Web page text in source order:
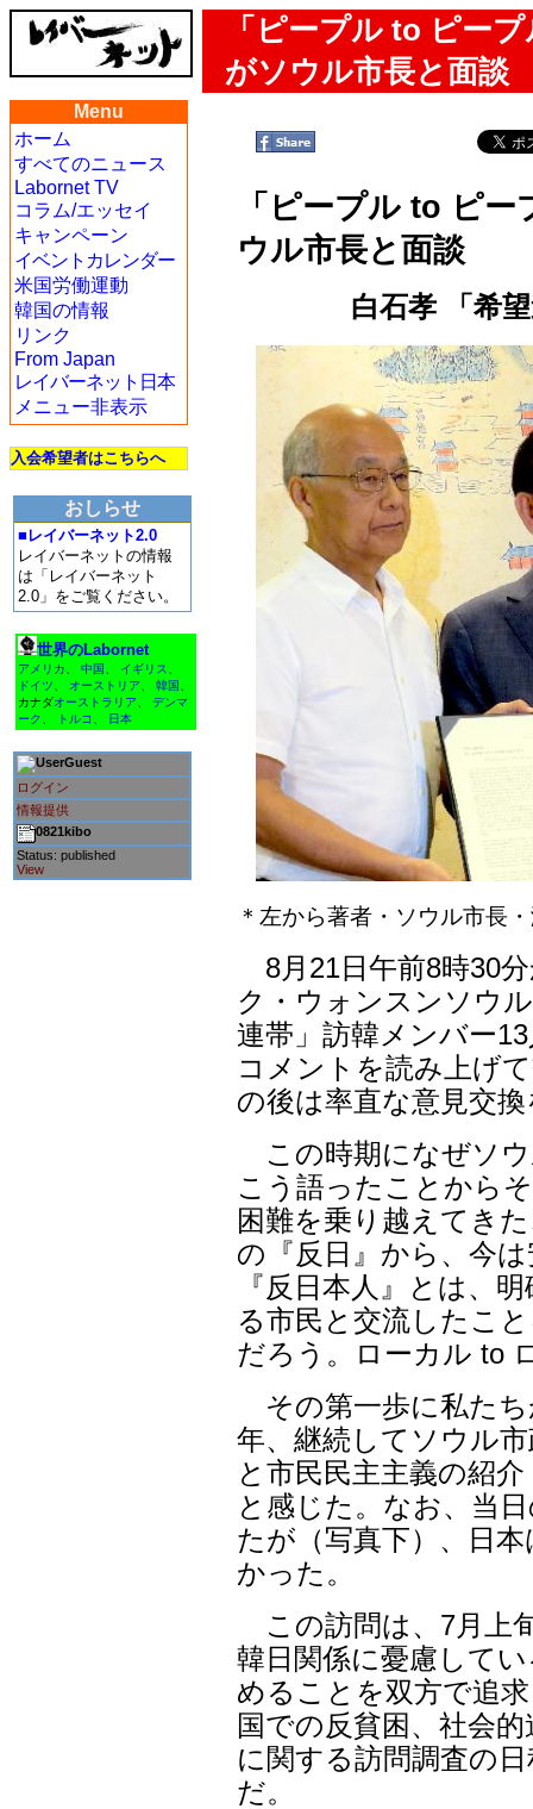
「ピープル to ピー
がソウル市長と面談
Menu
ホーム
すべてのニュース
Labornet TV
コラム/エッセイ
キャンペーン
イベントカレンダー
米国労働運動
韓国の情報
リンク
From Japan
レイバーネット日本
メニュー非表示
入会希望者はこちらへ
おしらせ
■レイバーネット2.0
レイバーネットの情報
は「レイバーネット
2.0」をご覧ください。
世界のLabornet
アメリカ 中国 イギリス
ドイツ
オーストリア 韓国
カナダオーストラリア
デンマ
ーク
トルコ 日本
Guest
ログイン
情報提供
0821kibo
Status: published
View
「ピープル to ピ
ウル市長と面談
白石孝 「希
＊左から著者・ソウル市長
8月21日午前8時30
ク・ウォンスンソウ
連帯」訪韓メンバー
コメントを読み上げ
の後は率直な意見交
この時期になぜソウ
こう語ったことから
困難を乗り越えてき
の『反日』から、今
『反日本人』とは、
る市民と交流したこ
だろう。ローカル to
その第一歩に私たち
年、継続してソウル
と市民民主主義の紹
と感じた。なお、当
たが（写真下）、日
かった。
この訪問は、7月上
韓日関係に憂慮して
めることを双方で追
国での反貧困、社会
に関する訪問調査の
だ。